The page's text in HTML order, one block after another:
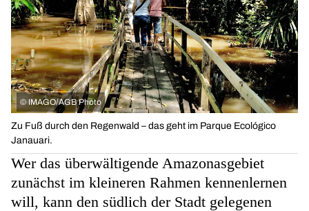
© IMAGO/AGB Photo
Zu Fuß durch den Regenwald – das geht im Parque Ecológico
Janauari.
Wer das überwältigende Amazonasgebiet
zunächst im kleineren Rahmen kennenlernen
will, kann den südlich der Stadt gelegenen